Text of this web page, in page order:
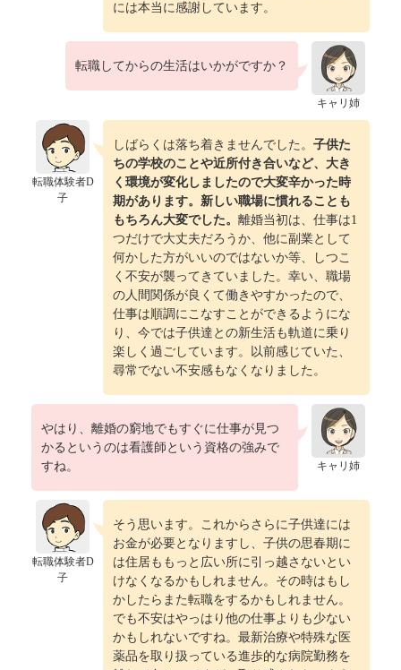
には本当に感謝しています。
キャリ姉
転職してからの生活はいかがですか？
転職体験者D
子
しばらくは落ち着きませんでした。 子供た
ちの学校のことや近所付き合いなど、大き
く環境が変化しましたので大変辛かった時
期があります。新しい職場に慣れることも
もちろん大変でした。 離婚当初は、仕事は1
つだけで大丈夫だろうか、他に副業として
何かした方がいいのではないか等、しつこ
く不安が襲ってきていました。幸い、職場
の人間関係が良くて働きやすかったので、
仕事は順調にこなすことができるようにな
り、今では子供達との新生活も軌道に乗り
楽しく過ごしています。以前感じていた、
尋常でない不安感もなくなりました。
キャリ姉
やはり、離婚の窮地でもすぐに仕事が見つ
かるというのは看護師という資格の強みで
すね。
転職体験者D
子
そう思います。これからさらに子供達には
お金が必要となりますし、子供の思春期に
は住居ももっと広い所に引っ越さないとい
けなくなるかもしれません。その時はもし
かしたらまた転職をするかもしれません。
でも不安はやっはり他の仕事よりも少ない
かもしれないですね。最新治療や特殊な医
薬品を取り扱っている進歩的な病院勤務を